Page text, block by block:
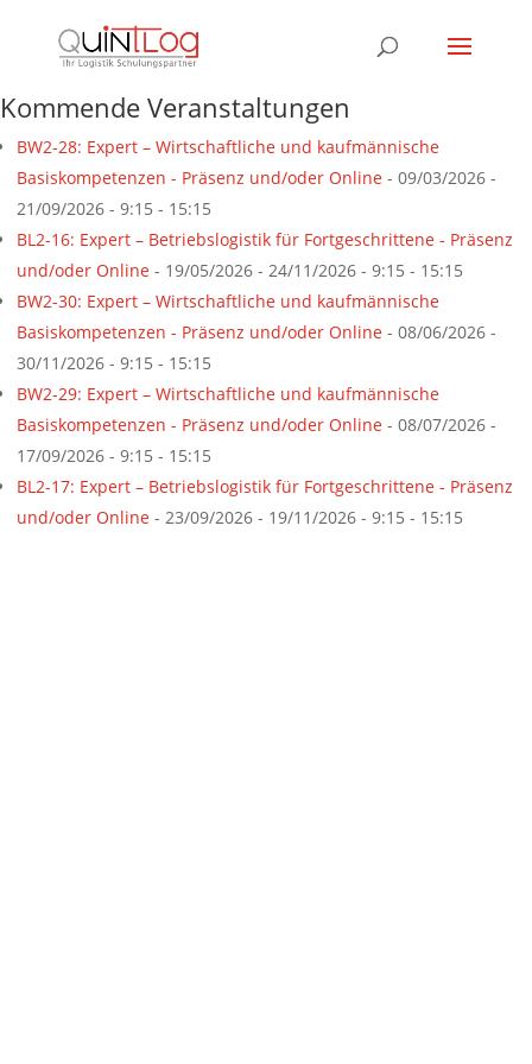
Kommende Veranstaltungen
BW2-28: Expert – Wirtschaftliche und kaufmännische
Basiskompetenzen - Präsenz und/oder Online - 09/03/2026 -
21/09/2026 - 9:15 - 15:15
BL2-16: Expert – Betriebslogistik für Fortgeschrittene - Präsenz
und/oder Online - 19/05/2026 - 24/11/2026 - 9:15 - 15:15
BW2-30: Expert – Wirtschaftliche und kaufmännische
Basiskompetenzen - Präsenz und/oder Online - 08/06/2026 -
30/11/2026 - 9:15 - 15:15
BW2-29: Expert – Wirtschaftliche und kaufmännische
Basiskompetenzen - Präsenz und/oder Online - 08/07/2026 -
17/09/2026 - 9:15 - 15:15
BL2-17: Expert – Betriebslogistik für Fortgeschrittene - Präsenz
und/oder Online - 23/09/2026 - 19/11/2026 - 9:15 - 15:15